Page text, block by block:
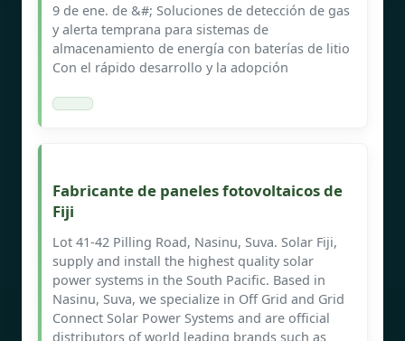
9 de ene. de &#; Soluciones de detección de gas
y alerta temprana para sistemas de
almacenamiento de energía con baterías de litio
Con el rápido desarrollo y la adopción
Fabricante de paneles fotovoltaicos de
Fiji
Lot 41-42 Pilling Road, Nasinu, Suva. Solar Fiji,
supply and install the highest quality solar
power systems in the South Pacific. Based in
Nasinu, Suva, we specialize in Off Grid and Grid
Connect Solar Power Systems and are official
distributors of world leading brands such as